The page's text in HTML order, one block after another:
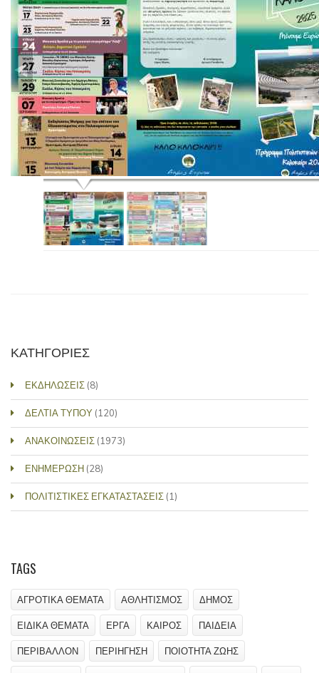
ΚΑΤΗΓΟΡΙΕΣ
ΕΚΔΗΛΩΣΕΙΣ (8)
ΔΕΛΤΙΑ ΤΥΠΟΥ (120)
ΑΝΑΚΟΙΝΩΣΕΙΣ (1973)
ΕΝΗΜΕΡΩΣΗ (28)
ΠΟΛΙΤΙΣΤΙΚΕΣ ΕΓΚΑΤΑΣΤΑΣΕΙΣ (1)
TAGS
ΑΓΡΟΤΙΚΑ ΘΕΜΑΤΑ ΑΘΛΗΤΙΣΜΟΣ ΔΗΜΟΣ
ΕΙΔΙΚΑ ΘΕΜΑΤΑ ΕΡΓΑ ΚΑΙΡΟΣ ΠΑΙΔΕΙΑ
ΠΕΡΙΒΑΛΛΟΝ ΠΕΡΙΗΓΗΣΗ ΠΟΙΟΤΗΤΑ ΖΩΗΣ